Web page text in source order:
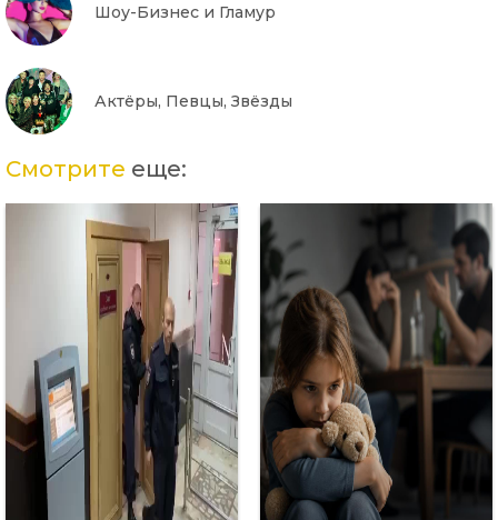
Шоу-Бизнес и Гламур
Актёры, Певцы, Звёзды
Смотрите еще: